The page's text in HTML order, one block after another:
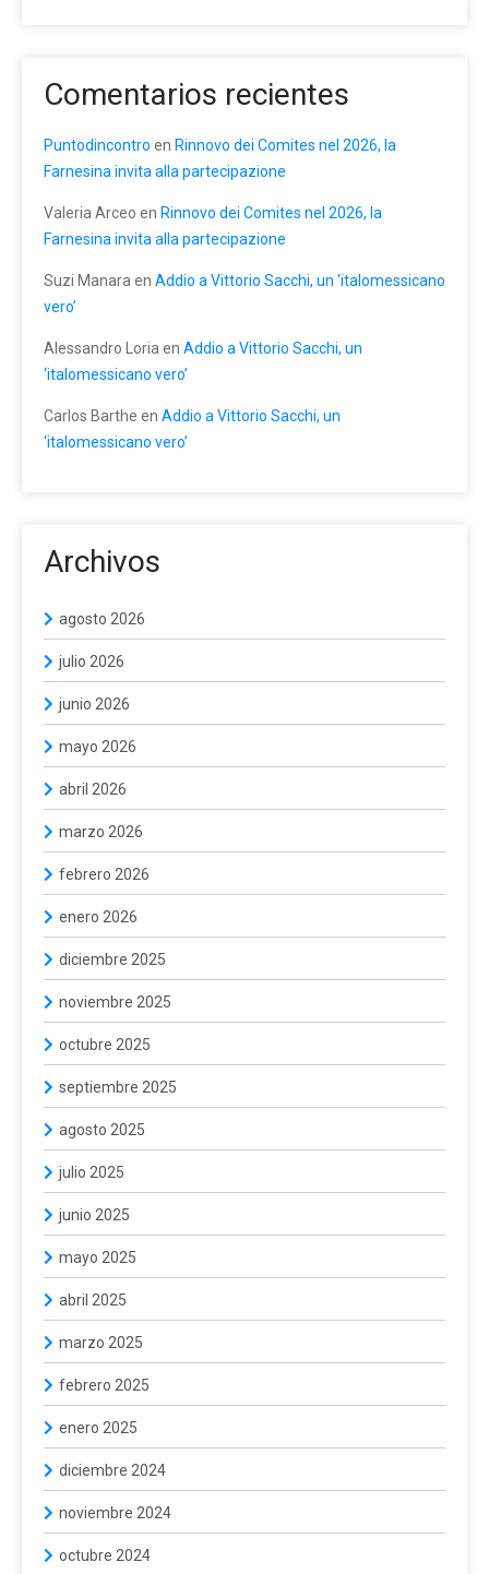
Comentarios recientes
Puntodincontro en Rinnovo dei Comites nel 2026, la
Farnesina invita alla partecipazione
Valeria Arceo en Rinnovo dei Comites nel 2026, la
Farnesina invita alla partecipazione
Suzi Manara en Addio a Vittorio Sacchi, un ‘italomessicano
vero’
Alessandro Loria en Addio a Vittorio Sacchi, un
‘italomessicano vero’
Carlos Barthe en Addio a Vittorio Sacchi, un
‘italomessicano vero’
Archivos
agosto 2026
julio 2026
junio 2026
mayo 2026
abril 2026
marzo 2026
febrero 2026
enero 2026
diciembre 2025
noviembre 2025
octubre 2025
septiembre 2025
agosto 2025
julio 2025
junio 2025
mayo 2025
abril 2025
marzo 2025
febrero 2025
enero 2025
diciembre 2024
noviembre 2024
octubre 2024